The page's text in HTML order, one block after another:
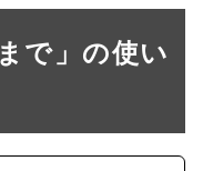
で」の使い